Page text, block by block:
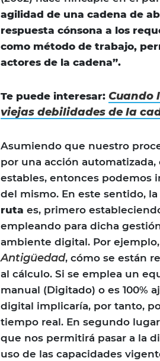
agilidad de una cadena de
respuesta cónsona a los
como método de trabajo,
actores de la cadena”.
Te puede interesar: Cuando
viejas debilidades de la
Asumiendo que nuestro
por una acción
estables, entonces podemos
del mismo. En este sentido,
ruta es, primero
empleando para dicha
ambiente digital. Por
Antigüedad, cómo se están
al cálculo. Si se emplea un
manual (Digitado) o es 100%
digital implicaría, por tanto,
tiempo real. En segundo
que nos permitirá pasar a la
uso de las capacidades